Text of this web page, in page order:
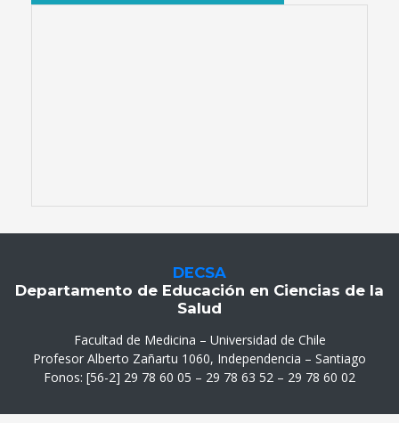
DECSA
Departamento de Educación en Ciencias de la
Salud
Facultad de Medicina – Universidad de Chile
Profesor Alberto Zañartu 1060, Independencia – Santiago
Fonos: [56-2] 29 78 60 05 – 29 78 63 52 – 29 78 60 02